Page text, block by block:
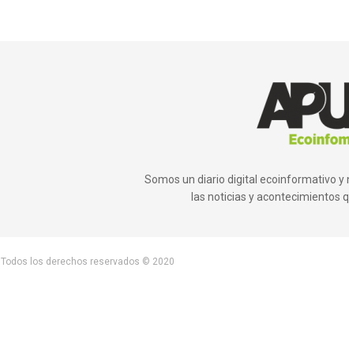
Somos un diario digital ecoinformativo
las noticias y acontecimientos
Todos los derechos reservados © 2020